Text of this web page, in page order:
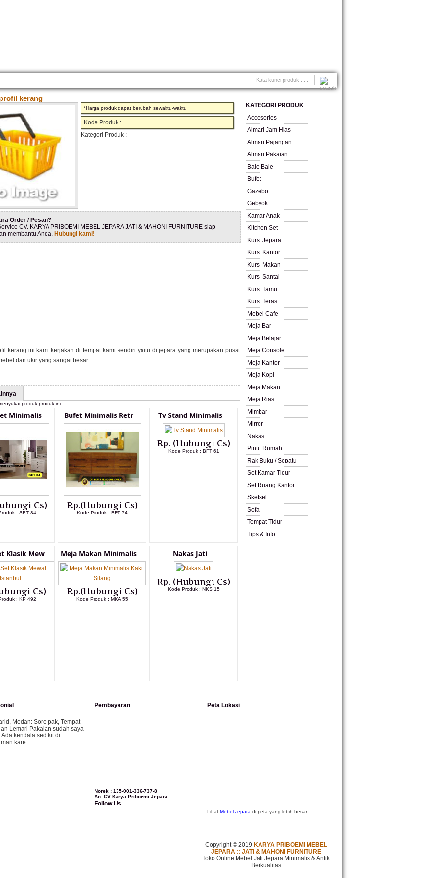
kerang
*Harga produk dapat berubah sewaktu-waktu
Kode Produk :
Kategori Produk :
Order / Pesan?
CV. KARYA PRIBOEMI MEBEL JEPARA JATI & MAHONI FURNITURE siap
membantu Anda. Hubungi kami!
kerang ini kami kerjakan di tempat kami sendiri yaitu di jepara yang merupakan pusat
dan ukir yang sangat besar.
produk-produk ini :
Minimalis
Cs)
: SET 34
Bufet Minimalis Retr
Rp.(Hubungi Cs)
Kode Produk : BFT 74
Tv Stand Minimalis
Rp. (Hubungi Cs)
Kode Produk : BFT 61
Klasik Mew
Cs)
: KP 492
Meja Makan Minimalis
Rp.(Hubungi Cs)
Kode Produk : MKA 55
Nakas Jati
Rp. (Hubungi Cs)
Kode Produk : NKS 15
KATEGORI PRODUK
Accesories
Almari Jam Hias
Almari Pajangan
Almari Pakaian
Bale Bale
Bufet
Gazebo
Gebyok
Kamar Anak
Kitchen Set
Kursi Jepara
Kursi Kantor
Kursi Makan
Kursi Santai
Kursi Tamu
Kursi Teras
Mebel Cafe
Meja Bar
Meja Belajar
Meja Console
Meja Kantor
Meja Kopi
Meja Makan
Meja Rias
Mimbar
Mirror
Nakas
Pintu Rumah
Rak Buku / Sepatu
Set Kamar Tidur
Set Ruang Kantor
Sketsel
Sofa
Tempat Tidur
Tips & Info
Medan: Sore pak, Tempat
Lemari Pakaian sudah saya
Ada kendala sedikit di
kare...
Pembayaran
Norek : 135-001-336-737-8
An. CV Karya Priboemi Jepara
Follow Us
Peta Lokasi
Lihat Mebel Jepara di peta yang lebih besar
Copyright © 2019 KARYA PRIBOEMI MEBEL
JEPARA :: JATI & MAHONI FURNITURE
Toko Online Mebel Jati Jepara Minimalis & Antik
Berkualitas